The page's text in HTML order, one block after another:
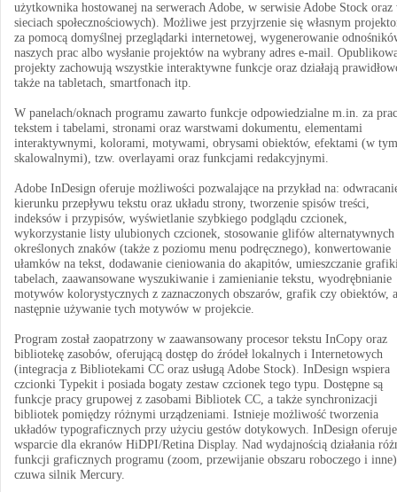
użytkownika hostowanej na serwerach Adobe, w serwisie Adobe Stock oraz
sieciach społecznościowych). Możliwe jest przyjrzenie się własnym
za pomocą domyślnej przeglądarki internetowej, wygenerowanie
naszych prac albo wysłanie projektów na wybrany adres e-mail.
projekty zachowują wszystkie interaktywne funkcje oraz działają
także na tabletach, smartfonach itp.
W panelach/oknach programu zawarto funkcje odpowiedzialne m.in. za
tekstem i tabelami, stronami oraz warstwami dokumentu, elementami
interaktywnymi, kolorami, motywami, obrysami obiektów, efektami (w tym
skalowalnymi), tzw. overlayami oraz funkcjami redakcyjnymi.
Adobe InDesign oferuje możliwości pozwalające na przykład na:
kierunku przepływu tekstu oraz układu strony, tworzenie spisów treści,
indeksów i przypisów, wyświetlanie szybkiego podglądu czcionek,
wykorzystanie listy ulubionych czcionek, stosowanie glifów alternatywnych
określonych znaków (także z poziomu menu podręcznego), konwertowanie
ułamków na tekst, dodawanie cieniowania do akapitów, umieszczanie
tabelach, zaawansowane wyszukiwanie i zamienianie tekstu, wyodrębnianie
motywów kolorystycznych z zaznaczonych obszarów, grafik czy obiektów, a
następnie używanie tych motywów w projekcie.
Program został zaopatrzony w zaawansowany procesor tekstu InCopy oraz
bibliotekę zasobów, oferującą dostęp do źródeł lokalnych i Internetowych
(integracja z Bibliotekami CC oraz usługą Adobe Stock). InDesign wspiera
czcionki Typekit i posiada bogaty zestaw czcionek tego typu. Dostępne są
funkcje pracy grupowej z zasobami Bibliotek CC, a także synchronizacji
bibliotek pomiędzy różnymi urządzeniami. Istnieje możliwość tworzenia
układów typograficznych przy użyciu gestów dotykowych. InDesign oferuje
wsparcie dla ekranów HiDPI/Retina Display. Nad wydajnością działania
funkcji graficznych programu (zoom, przewijanie obszaru roboczego i inne)
czuwa silnik Mercury.